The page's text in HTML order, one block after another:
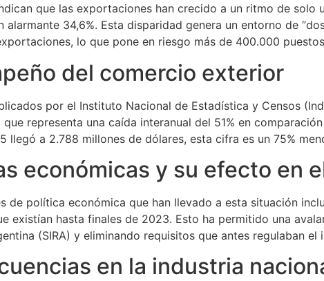
que las exportaciones han crecido a un ritmo de
alarmante 34,6%. Esta disparidad genera un entorno de
lo que pone en riesgo más de 400.000
del comercio exterior
por el Instituto Nacional de Estadística y Censos
representa una caída interanual del 51% en
llegó a 2.788 millones de dólares, esta cifra es un 75%
económicas y su efecto en
de política económica que han llevado a esta situación
existían hasta finales de 2023. Esto ha permitido una
(SIRA) y eliminando requisitos que antes regulaban
en la industria